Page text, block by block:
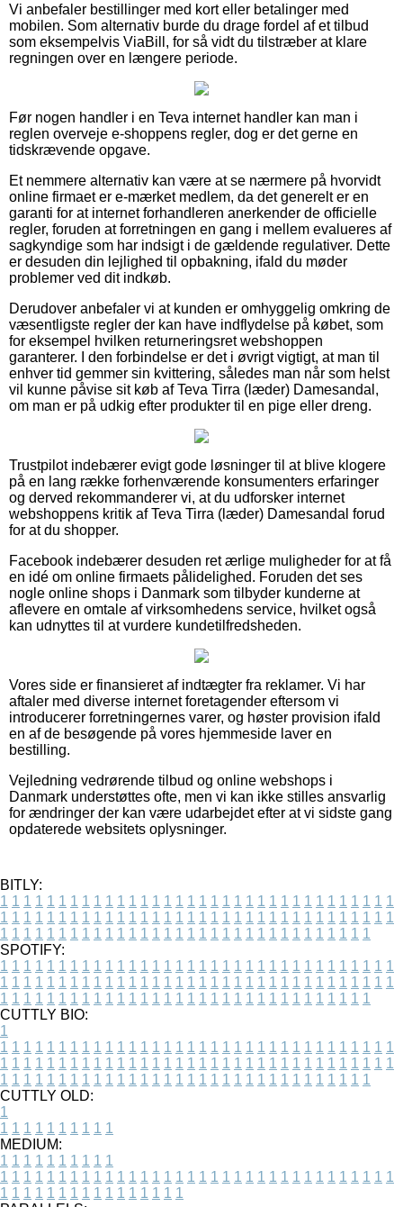
Vi anbefaler bestillinger med kort eller betalinger med
mobilen. Som alternativ burde du drage fordel af et tilbud
som eksempelvis ViaBill, for så vidt du tilstræber at klare
regningen over en længere periode.
Før nogen handler i en Teva internet handler kan man i
reglen overveje e-shoppens regler, dog er det gerne en
tidskrævende opgave.
Et nemmere alternativ kan være at se nærmere på hvorvidt
online firmaet er e-mærket medlem, da det generelt er en
garanti for at internet forhandleren anerkender de officielle
regler, foruden at forretningen en gang i mellem evalueres af
sagkyndige som har indsigt i de gældende regulativer. Dette
er desuden din lejlighed til opbakning, ifald du møder
problemer ved dit indkøb.
Derudover anbefaler vi at kunden er omhyggelig omkring de
væsentligste regler der kan have indflydelse på købet, som
for eksempel hvilken returneringsret webshoppen
garanterer. I den forbindelse er det i øvrigt vigtigt, at man til
enhver tid gemmer sin kvittering, således man når som helst
vil kunne påvise sit køb af Teva Tirra (læder) Damesandal,
om man er på udkig efter produkter til en pige eller dreng.
Trustpilot indebærer evigt gode løsninger til at blive klogere
på en lang række forhenværende konsumenters erfaringer
og derved rekommanderer vi, at du udforsker internet
webshoppens kritik af Teva Tirra (læder) Damesandal forud
for at du shopper.
Facebook indebærer desuden ret ærlige muligheder for at få
en idé om online firmaets pålidelighed. Foruden det ses
nogle online shops i Danmark som tilbyder kunderne at
aflevere en omtale af virksomhedens service, hvilket også
kan udnyttes til at vurdere kundetilfredsheden.
Vores side er finansieret af indtægter fra reklamer. Vi har
aftaler med diverse internet foretagender eftersom vi
introducerer forretningernes varer, og høster provision ifald
en af de besøgende på vores hjemmeside laver en
bestilling.
Vejledning vedrørende tilbud og online webshops i
Danmark understøttes ofte, men vi kan ikke stilles ansvarlig
for ændringer der kan være udarbejdet efter at vi sidste gang
opdaterede websitets oplysninger.
BITLY:
1 1 1 1 1 1 1 1 1 1 1 1 1 1 1 1 1 1 1 1 1 1 1 1 1 1 1 1 1 1 1 1 1 1
1 1 1 1 1 1 1 1 1 1 1 1 1 1 1 1 1 1 1 1 1 1 1 1 1 1 1 1 1 1 1 1 1 1
1 1 1 1 1 1 1 1 1 1 1 1 1 1 1 1 1 1 1 1 1 1 1 1 1 1 1 1 1 1 1 1
SPOTIFY:
1 1 1 1 1 1 1 1 1 1 1 1 1 1 1 1 1 1 1 1 1 1 1 1 1 1 1 1 1 1 1 1 1 1
1 1 1 1 1 1 1 1 1 1 1 1 1 1 1 1 1 1 1 1 1 1 1 1 1 1 1 1 1 1 1 1 1 1
1 1 1 1 1 1 1 1 1 1 1 1 1 1 1 1 1 1 1 1 1 1 1 1 1 1 1 1 1 1 1 1
CUTTLY BIO:
1
1 1 1 1 1 1 1 1 1 1 1 1 1 1 1 1 1 1 1 1 1 1 1 1 1 1 1 1 1 1 1 1 1 1
1 1 1 1 1 1 1 1 1 1 1 1 1 1 1 1 1 1 1 1 1 1 1 1 1 1 1 1 1 1 1 1 1 1
1 1 1 1 1 1 1 1 1 1 1 1 1 1 1 1 1 1 1 1 1 1 1 1 1 1 1 1 1 1 1 1
CUTTLY OLD:
1
1 1 1 1 1 1 1 1 1 1
MEDIUM:
1 1 1 1 1 1 1 1 1 1
1 1 1 1 1 1 1 1 1 1 1 1 1 1 1 1 1 1 1 1 1 1 1 1 1 1 1 1 1 1 1 1 1 1
1 1 1 1 1 1 1 1 1 1 1 1 1 1 1 1